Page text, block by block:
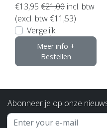
€13,95 €21,00 incl. btw
(excl. btw €11,53)
Vergelijk
Meer info +
Bestellen
Abonneer je op onze